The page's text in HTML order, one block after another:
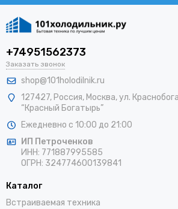
+74951562373
Заказать звонок
shop@101holodilnik.ru
127427,Россия,Москва,ул.
“Красный Богатырь”
Ежедневно с 10:00 до 21:00
ИП Петроченков
ИНН: 771887995585
ОГРН: 324774600139841
Каталог
Встраиваемая техника